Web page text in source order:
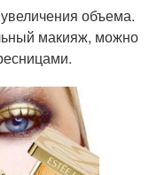
объема.
макияж, можно